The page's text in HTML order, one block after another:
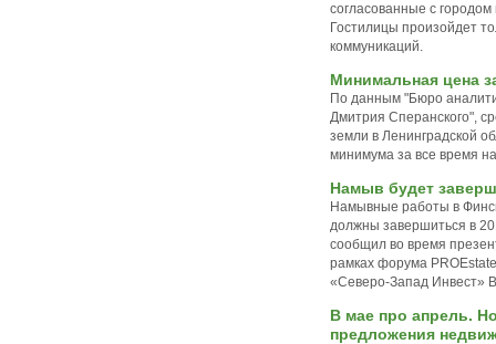
согласованные с
Гостилицы произойдет
коммуникаций.
Минимальная цена
По данным "Бюро
Дмитрия Сперанского",
земли в Ленинградской
минимума за все время
Намыв будет
Намывные работы в
должны завершиться в
сообщил во время
рамках форума
«Северо-Запад Инвест»
В мае про апрель.
предложения